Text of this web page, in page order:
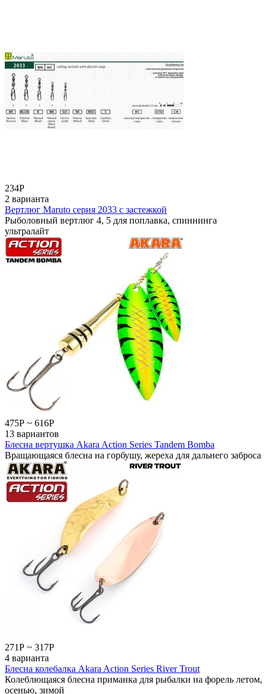
234Р
2 варианта
Вертлюг Maruto серия 2033 с застежкой
Рыболовный вертлюг 4, 5 для поплавка, спиннинга
ультралайт
475Р ~ 616Р
13 вариантов
Блесна вертушка Akara Action Series Tandem Bomba
Вращающаяся блесна на горбушу, жереха для дальнего заброса
271Р ~ 317Р
4 варианта
Блесна колебалка Akara Action Series River Trout
Колеблющаяся блесна приманка для рыбалки на форель летом,
осенью, зимой